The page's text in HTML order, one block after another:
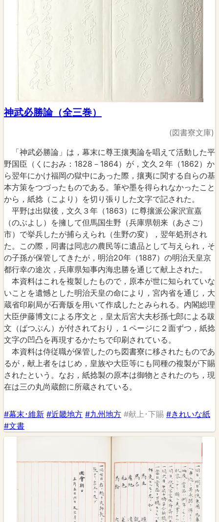
神武必勝論（全三巻）
(図書寮文庫)
「神武必勝論」は，幕末に尊王攘夷論を唱えて活動した平
野国臣（くにおみ：1828－1864）が，文久２年（1862）か
ら翌年にかけ福岡の獄中にあった際，攘夷に関する自らの基
本方策をつづったものである。筆や墨を得られなかったこと
から，紙捻（こより）を切り張りした文字で記された。
平野は出獄後，文久３年（1863）に尊攘派公家沢宣嘉
（のぶよし）を擁して但馬国生野（兵庫県朝来（あさご）
市）で挙兵したが捕らえられ（生野の変），翌年処刑され
た。この際，同書は同志の農民等に遺品として与えられ，そ
の子孫が保管してきたが，明治20年（1887）の明治天皇京
都行幸の途次，兵庫県知事内海忠勝を通じて献上された。
本資料はこれを複製したもので，原本が世に知られていな
いことを遺憾とした明治天皇の命により，宮内省を通じ，大
蔵省印刷局が石膏版を用いて作成したとみられる。内閣総理
大臣伊藤博文による序文と，皇太后宮大夫杉孫七郎による跋
文（ばつぶん）が付されており，１ページに２面ずつ，紙捻
文字の凹凸を再現するかたちで印刷されている。
本資料は侍従職が保管したのち図書寮に移されたものであ
るが，献上者をはじめ，皇族や大臣等にも同種の複製が下賜
されたという。なお，紙捻製の原本は御物とされたのち，現
在は三の丸尚蔵館に所蔵されている。
#幕末･維新 #近畿地方 #九州地方 #献上･下賜 #きれいな紙
#文書